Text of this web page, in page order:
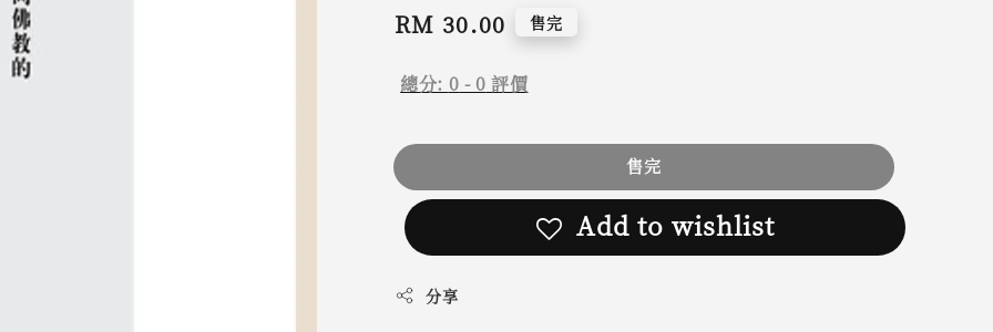
Regular
RM 30.00 售完
總分: 0 -0 評價
售完
Add to wishlist
分享